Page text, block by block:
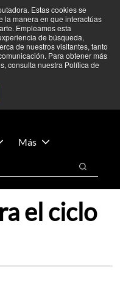
Estas cookies se
la manera en que interactúas
Empleamos esta
de búsqueda,
de nuestros visitantes, tanto
Para obtener más
consulta nuestra Política de
en Medio Oriente
Más información
Iniciar
Más
Buscar
el ciclo